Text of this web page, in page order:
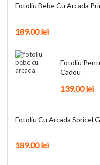
Fotoliu Bebe Cu Arcada
189.00lei
Fotoliu
Cadou
139.00lei
Fotoliu Cu Arcada Soricel
189.00lei